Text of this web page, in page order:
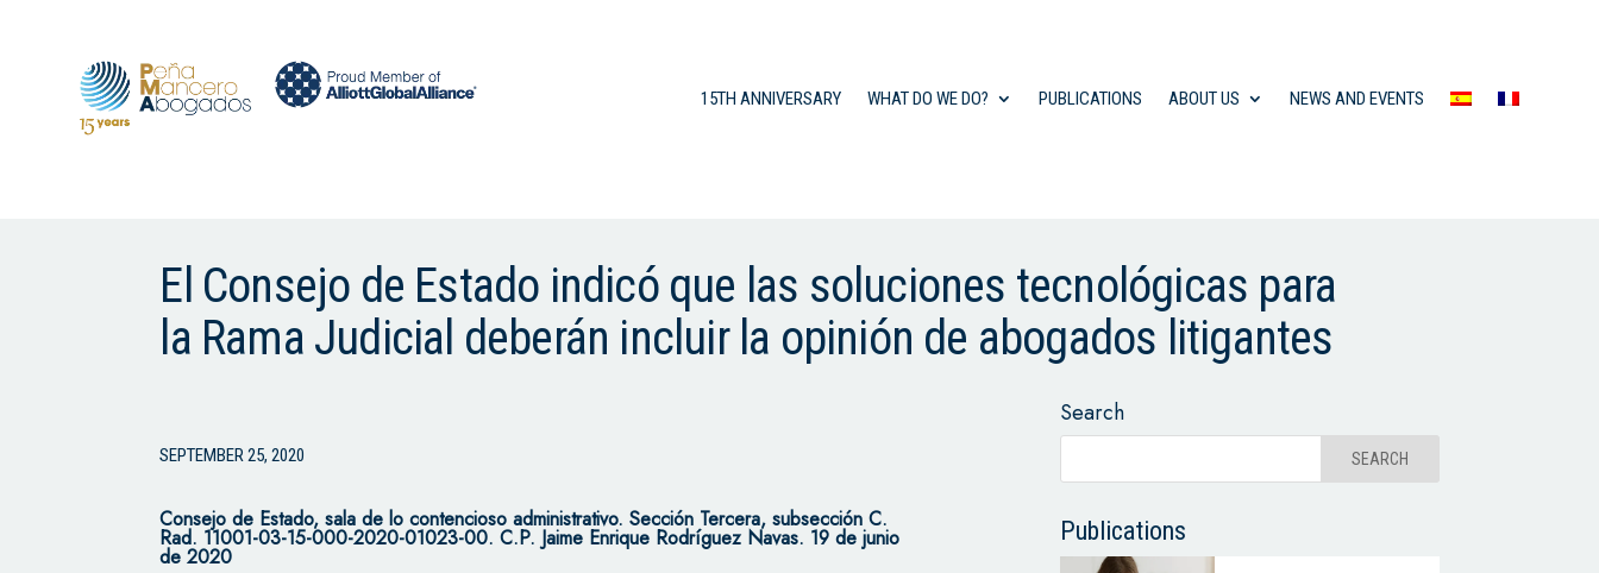
15TH ANNIVERSARY WHAT DO WE DO? PUBLICATIONS ABOUT US NEWS AND EVENTS
El Consejo de Estado indicó que las soluciones tecnológicas para
la Rama Judicial deberán incluir la opinión de abogados litigantes
SEPTEMBER 25, 2020
Consejo de Estado, sala de lo contencioso administrativo. Sección Tercera, subsección C.
Rad. 11001-03-15-000-2020-01023-00. C.P. Jaime Enrique Rodríguez Navas. 19 de junio
de 2020
Search
Publications